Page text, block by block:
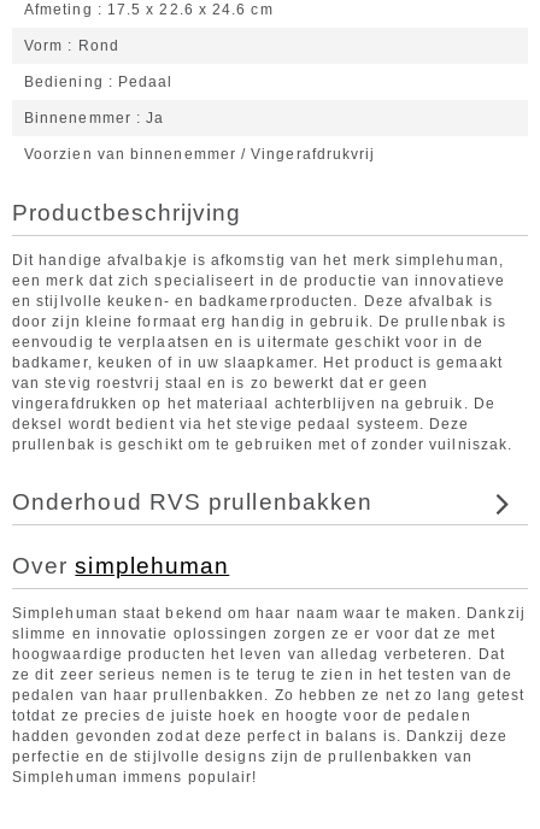
Afmeting 17.5 x 22.6 x 24.6 cm
Vorm Rond
Bediening Pedaal
Binnenemmer Ja
Voorzien van binnenemmer / Vingerafdrukvrij
Productbeschrijving
Dit handige afvalbakje is afkomstig van het merk simplehuman,
een merk dat zich specialiseert in de productie van innovatieve
en stijlvolle keuken- en badkamerproducten. Deze afvalbak is
door zijn kleine formaat erg handig in gebruik. De prullenbak is
eenvoudig te verplaatsen en is uitermate geschikt voor in de
badkamer, keuken of in uw slaapkamer. Het product is gemaakt
van stevig roestvrij staal en is zo bewerkt dat er geen
vingerafdrukken op het materiaal achterblijven na gebruik. De
deksel wordt bedient via het stevige pedaal systeem. Deze
prullenbak is geschikt om te gebruiken met of zonder vuilniszak.
Onderhoud RVS prullenbakken
Oversimplehuman
Simplehuman staat bekend om haar naam waar te maken. Dankzij
slimme en innovatie oplossingen zorgen ze er voor dat ze met
hoogwaardige producten het leven van alledag verbeteren. Dat
ze dit zeer serieus nemen is te terug te zien in het testen van de
pedalen van haar prullenbakken. Zo hebben ze net zo lang getest
totdat ze precies de juiste hoek en hoogte voor de pedalen
hadden gevonden zodat deze perfect in balans is. Dankzij deze
perfectie en de stijlvolle designs zijn de prullenbakken van
Simplehuman immens populair!